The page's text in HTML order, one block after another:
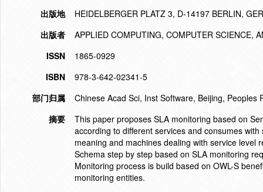
出版地
HEIDELBERGER PLATZ 3, D-14197 BERLIN,
出版者
APPLIED COMPUTING, COMPUTER SCIENCE,
ISSN
1865-0929
ISBN
978-3-642-02341-5
部门归属
Chinese Acad Sci, Inst Software, Beijing, Peoples
摘要
This paper proposes SLA monitoring based on
according to different services and consumes
meaning and machines dealing with service level
Schema step by step based on SLA monitoring
Monitoring process is build based on OWL-S
monitoring entities.